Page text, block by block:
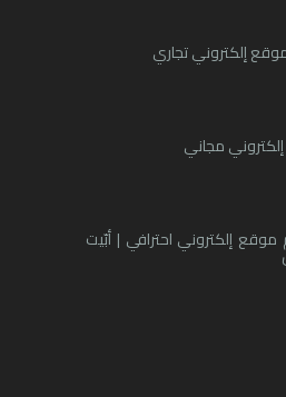
إلكتروني تجاري
مجاني
إلكتروني احترافي | أبّيت